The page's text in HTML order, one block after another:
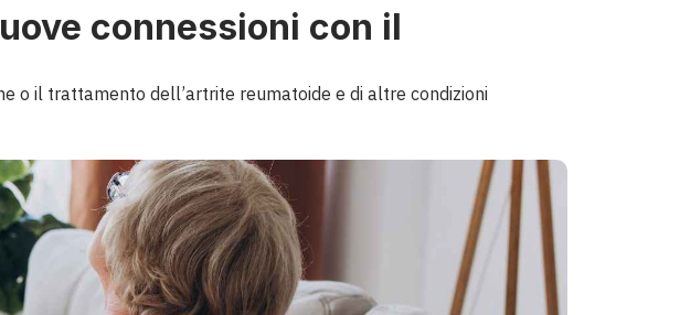
connessioni con il
o il trattamento dell’artrite reumatoide e di altre condizioni